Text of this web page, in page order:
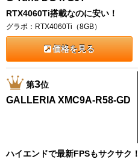
RTX4060Ti搭載なのに安い！
グラボ：RTX4060Ti（8GB）
価格を見る
第3位
GALLERIA XMC9A-R58-GD
ハイエンドで最新FPSもサクサク！